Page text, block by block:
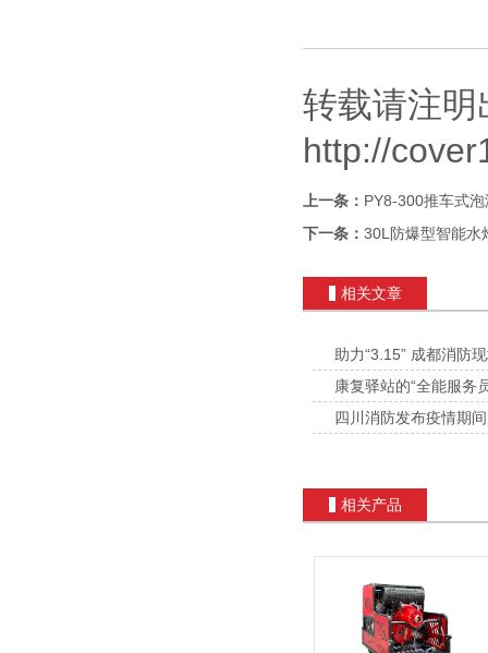
转载请注
http://
上一条： PY8-300推车式
下一条： 30L防爆型智能水
相关文章
助力“3.15” 成都消防
康复驿站的“全能服务
后、00后消防员群体
四川消防发布疫情期
相关产品